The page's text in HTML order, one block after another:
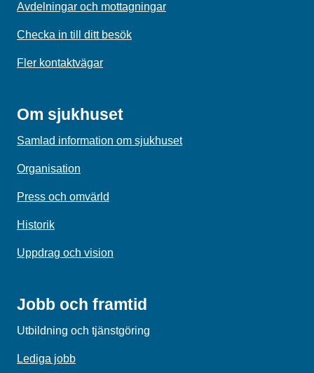
Avdelningar och mottagningar
Checka in till ditt besök
Fler kontaktvägar
Om sjukhuset
Samlad information om sjukhuset
Organisation
Press och omvärld
Historik
Uppdrag och vision
Jobb och framtid
Utbildning och tjänstgöring
Lediga jobb